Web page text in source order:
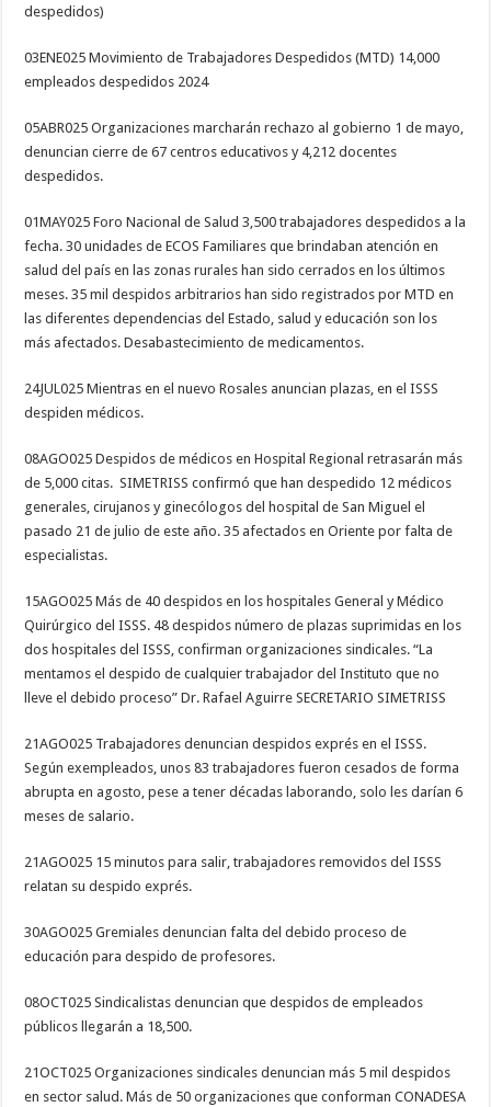
despedidos)
03ENE025 Movimiento de Trabajadores Despedidos (MTD) 14,000
empleados despedidos 2024
05ABR025 Organizaciones marcharán rechazo al gobierno 1 de mayo,
denuncian cierre de 67 centros educativos y 4,212 docentes
despedidos.
01MAY025 Foro Nacional de Salud 3,500 trabajadores despedidos a la
fecha. 30 unidades de ECOS Familiares que brindaban atención en
salud del país en las zonas rurales han sido cerrados en los últimos
meses. 35 mil despidos arbitrarios han sido registrados por MTD en
las diferentes dependencias del Estado, salud y educación son los
más afectados. Desabastecimiento de medicamentos.
24JUL025 Mientras en el nuevo Rosales anuncian plazas, en el ISSS
despiden médicos.
08AGO025 Despidos de médicos en Hospital Regional retrasarán más
de 5,000 citas. SIMETRISS confirmó que han despedido 12 médicos
generales, cirujanos y ginecólogos del hospital de San Miguel el
pasado 21 de julio de este año. 35 afectados en Oriente por falta de
especialistas.
15AGO025 Más de 40 despidos en los hospitales General y Médico
Quirúrgico del ISSS. 48 despidos número de plazas suprimidas en los
dos hospitales del ISSS, confirman organizaciones sindicales. “La
mentamos el despido de cualquier trabajador del Instituto que no
lleve el debido proceso” Dr. Rafael Aguirre SECRETARIO SIMETRISS
21AGO025 Trabajadores denuncian despidos exprés en el ISSS.
Según exempleados, unos 83 trabajadores fueron cesados de forma
abrupta en agosto, pese a tener décadas laborando, solo les darían 6
meses de salario.
21AGO025 15 minutos para salir, trabajadores removidos del ISSS
relatan su despido exprés.
30AGO025 Gremiales denuncian falta del debido proceso de
educación para despido de profesores.
08OCT025 Sindicalistas denuncian que despidos de empleados
públicos llegarán a 18,500.
21OCT025 Organizaciones sindicales denuncian más 5 mil despidos
en sector salud. Más de 50 organizaciones que conforman CONADESA